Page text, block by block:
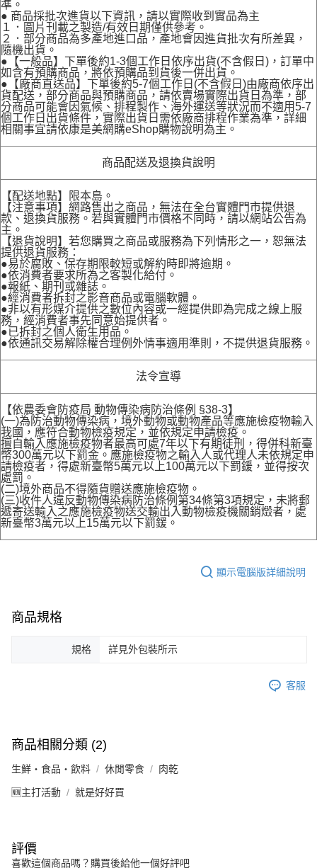
準。
● 商品採批次進貨以下資訊，請以實際收到實品為主
１．圖片刊載之製造/有效日期僅供參考。
２．部分商品為多產地進口品，產地會因進貨批次有所差異，
隨機出貨。
●【一般品】下單後約1-3個工作日依序出貨(不含假日)，訂單中
如含有預購商品，將依預購品到貨後一併出貨。
●【廠商直送品】下單後約5-7個工作日(不含假日)由廠商依序出
貨配送，部分商品與預購商品，請依賣場實際出貨日為準，部
分商品可能會因氣候、排程製作、海外運送等狀況而不適用5-7
個工作日出貨條件，實際出貨日需依廠商排程作業為準，詳細
相關事宜請依康是美網購eShop購物說明為主。
商品配送及退換貨說明
【配送地點】限本島。
【注意事項】網路售出之商品，無法在全台實體門市提供退
款、退換貨服務。若與實體門市價格不同時，請以網站公告為
主。
【退貨說明】若您購買之商品或服務為下列情形之一，恕無法
提供退貨服務：
●易於腐敗、保存期限較短或解約時即將逾期。
●依消費者要求所為之客製化給付。
●報紙、期刊或雜誌。
●經消費者拆封之影音商品或電腦軟體。
●非以有形媒介提供之數位內容或一經提供即為完成之線上服
務，經消費者事先同意始提供者。
●已拆封之個人衛生用品。
●依通訊交易解除權合理例外情事適用準則，不提供退貨服務。
法令宣導
【依農委會防疫局 動物傳染病防治條例 §38-3】
(一)為防治動物傳染病，境外動物或動物產品等應施檢疫物輸入
我國，應符合動物檢疫規定，並依規定申請檢疫。
擅自輸入應施檢疫物者最高可處7年以下有期徒刑，得併科新臺
幣300萬元以下罰金。應施檢疫物之輸入人或代理人未依規定申
請檢疫者，得處新臺幣5萬元以上100萬元以下罰鍰，並得按次
處罰。
(二)境外商品不得隨貨贈送應施檢疫物。
(三)收件人違反動物傳染病防治條例第34條第3項規定，未將郵
遞寄送輸入之應施檢疫物送交輸出入動物檢疫機關銷燬者，處
新臺幣3萬元以上15萬元以下罰鍰。
顯示電腦版詳細說明
商品規格
規格 詳見外包裝所示
客服
商品相關分類 (2)
生鮮・食品・飲料 休閒零食 肉乾
🆕主打活動 就是好好買
評價
喜歡這個商品嗎？購買後給他一個好評吧